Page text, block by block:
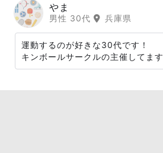
やま
男性 30代 兵庫県
運動するのが好きな30代です！
キンボールサークルの主催してます